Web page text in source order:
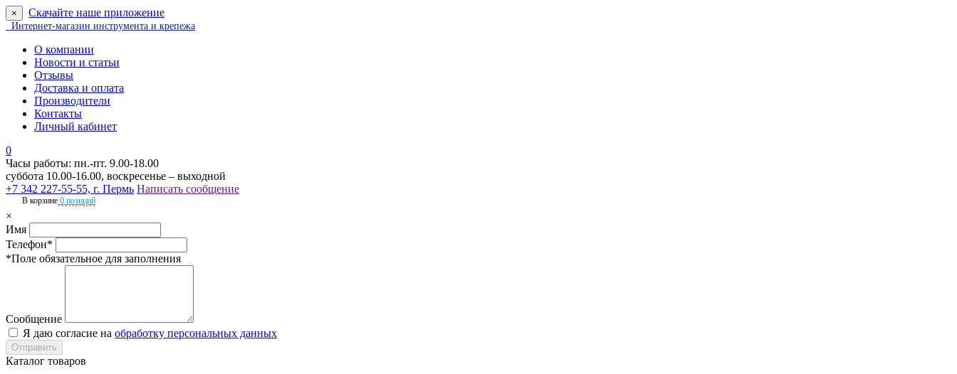
× Скачайте наше приложение
Интернет-магазин инструмента и крепежа
О компании
Новости и статьи
Отзывы
Доставка и оплата
Производители
Контакты
Личный кабинет
0
Часы работы: пн.-пт. 9.00-18.00
суббота 10.00-16.00, воскресенье – выходной
+7 342 227-55-55, г. Пермь Написать сообщение
В корзине 0 позиций
×
Имя
Телефон*
*Поле обязательное для заполнения
Сообщение
Я даю согласие на обработку персональных данных
Каталог товаров